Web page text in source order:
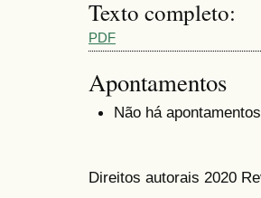
Texto completo:
PDF
Apontamentos
Não há
Direitos autorais 2020